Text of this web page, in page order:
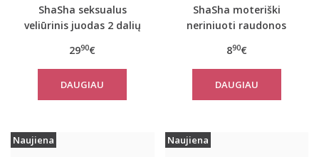
ShaSha seksualus
veliūrinis juodas 2 dalių
2990€
DAUGIAU
ShaSha moteriški
neriniuoti raudonos
890€
DAUGIAU
Naujiena Naujiena